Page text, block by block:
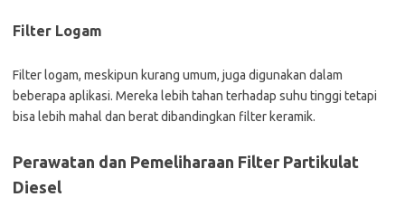
Filter Logam
Filter logam, meskipun kurang umum, juga digunakan dalam
beberapa aplikasi. Mereka lebih tahan terhadap suhu tinggi tetapi
bisa lebih mahal dan berat dibandingkan filter keramik.
Perawatan dan Pemeliharaan Filter Partikulat
Diesel